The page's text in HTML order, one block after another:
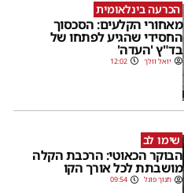
הכרעה בינלאומית
מאחורי הקלעים: הסכסוך
החסידי שהגיע לפתחו של
בד"ץ 'העדה'
יואל וולך 12:02
שימו לב
הבוקר הכאוטי: הרכבת הקלה
מושבתת לכל אורך הקו
חנוך פוגל 09:54